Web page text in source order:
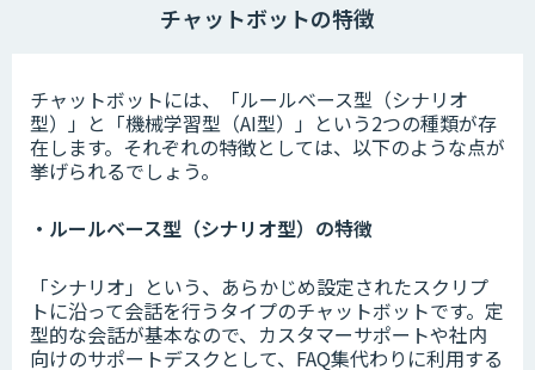
チャットボットの特徴
チャットボットには、「ルールベース型（シナリオ
型）」と「機械学習型（AI型）」という2つの種類が存
在します。それぞれの特徴としては、以下のような点が
挙げられるでしょう。
・ルールベース型（シナリオ型）の特徴
「シナリオ」という、あらかじめ設定されたスクリプ
トに沿って会話を行うタイプのチャットボットです。定
型的な会話が基本なので、カスタマーサポートや社内
向けのサポートデスクとして、FAQ集代わりに利用する